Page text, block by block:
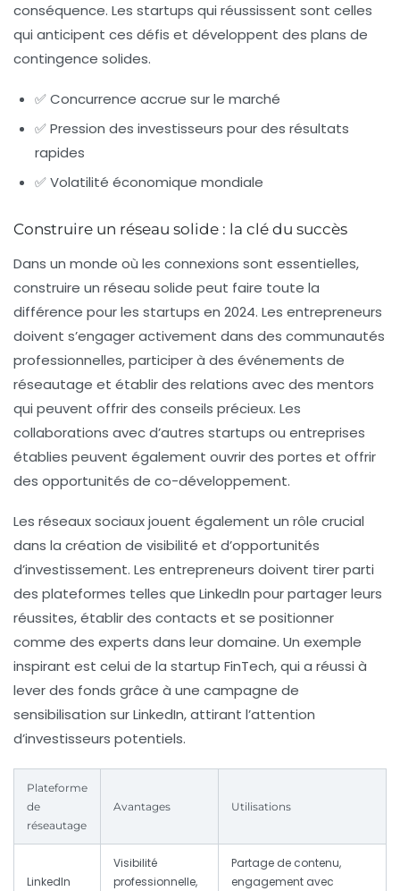
conséquence. Les startups qui réussissent sont celles
qui anticipent ces défis et développent des plans de
contingence solides.
✅ Concurrence accrue sur le marché
✅ Pression des investisseurs pour des résultats
rapides
✅ Volatilité économique mondiale
Construire un réseau solide : la clé du succès
Dans un monde où les connexions sont essentielles,
construire un réseau solide peut faire toute la
différence pour les startups en 2024. Les entrepreneurs
doivent s’engager activement dans des communautés
professionnelles, participer à des événements de
réseautage et établir des relations avec des mentors
qui peuvent offrir des conseils précieux. Les
collaborations avec d’autres startups ou entreprises
établies peuvent également ouvrir des portes et offrir
des opportunités de co-développement.
Les réseaux sociaux jouent également un rôle crucial
dans la création de visibilité et d’opportunités
d’investissement. Les entrepreneurs doivent tirer parti
des plateformes telles que LinkedIn pour partager leurs
réussites, établir des contacts et se positionner
comme des experts dans leur domaine. Un exemple
inspirant est celui de la startup FinTech, qui a réussi à
lever des fonds grâce à une campagne de
sensibilisation sur LinkedIn, attirant l’attention
d’investisseurs potentiels.
Plateforme
de
réseautage
Avantages Utilisations
LinkedIn
Visibilité
professionnelle,
Partage de contenu,
engagement avec